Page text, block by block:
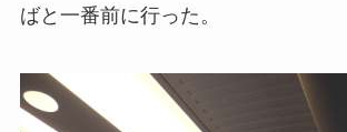
ばと一番前に行った。